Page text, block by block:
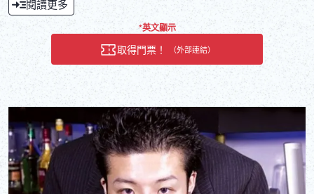
閱讀更多
*英文顯示
取得門票！ （外部連結）